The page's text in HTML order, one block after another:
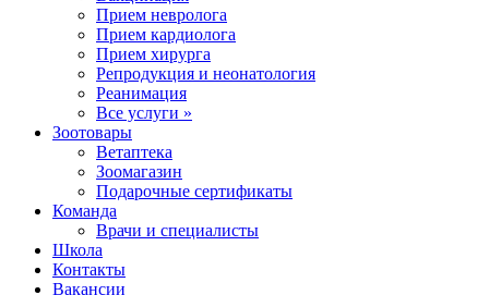
Прием невролога
Прием кардиолога
Прием хирурга
Репродукция и неонатология
Реанимация
Все услуги »
Зоотовары
Ветаптека
Зоомагазин
Подарочные сертификаты
Команда
Врачи и специалисты
Школа
Контакты
Вакансии